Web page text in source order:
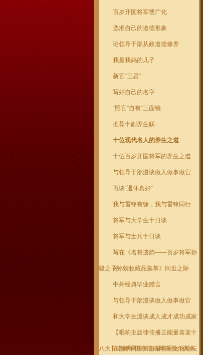
百岁开国将军曹广化
选准自己的道德形象
论领导干部从政道德修养
我是我妈的儿子
新官“三忌”
写好自己的名字
“照官”自有“三面镜
推荐十副养生联
十位现代名人的养生之道
十位百岁开国将军的养生之道
与领导干部漫谈做人做事做官
再谈“退休真好”
我与雷锋有缘，我与雷锋同行
将军与大学生十日谈
将军与士兵十日谈
写在《名将遗韵——百岁将军孙
毅之子孙兢收藏品集萃》问世之际
孙
中外经典毕业赠言
与领导干部漫谈做人做事做官
和大学生漫谈成人成才成功成家
【唱响主旋律传播正能量喜迎十
八大】老将军田永清向网友推介两本
在海峡两岸第三届将军文化论坛